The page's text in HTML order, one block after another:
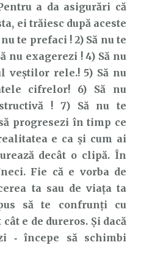
a da asigurări că
ei trăiesc după aceste
te prefaci ! 2) Să nu te
nu exagerezi ! 4) Să nu
veștilor rele.! 5) Să nu
cifrelor! 6) Să nu
! 7) Să nu te
progresezi în timp ce
e ca și cum ai
decât o clipă. În
Fie că e vorba de
ta sau de viața ta
să te confrunți cu
e de dureros. Și dacă
‑ începe să schimbi